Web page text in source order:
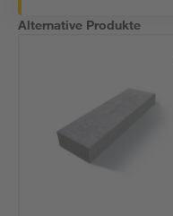
Alternative Produkte